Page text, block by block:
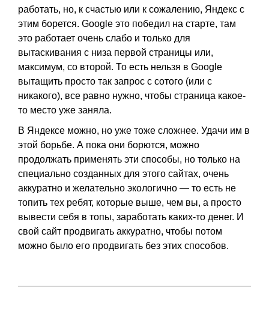
работать, но, к счастью или к сожалению, Яндекс с
этим борется. Google это победил на старте, там
это работает очень слабо и только для
вытаскивания с низа первой страницы или,
максимум, со второй. То есть нельзя в Google
вытащить просто так запрос с сотого (или с
никакого), все равно нужно, чтобы страница какое-
то место уже заняла.
В Яндексе можно, но уже тоже сложнее. Удачи им в
этой борьбе. А пока они борются, можно
продолжать применять эти способы, но только на
специально созданных для этого сайтах, очень
аккуратно и желательно экологично — то есть не
топить тех ребят, которые выше, чем вы, а просто
вывести себя в топы, заработать каких-то денег. И
свой сайт продвигать аккуратно, чтобы потом
можно было его продвигать без этих способов.